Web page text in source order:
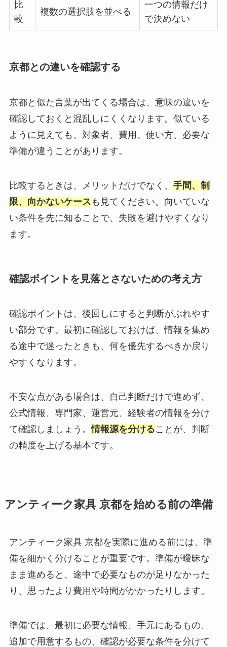
比
較
複数の選択肢を並べる
一つの情報だけ
で決めない
京都との違いを確認する
京都と似た言葉が出てくる場合は、意味の違いを
確認しておくと混乱しにくくなります。似ている
ように見えても、対象者、費用、使い方、必要な
準備が違うことがあります。
比較するときは、メリットだけでなく、 手間、制
限、向かないケース も見てください。向いていな
い条件を先に知ることで、失敗を避けやすくなり
ます。
確認ポイントを見落とさないための考え方
確認ポイントは、後回しにすると判断がぶれやす
い部分です。最初に確認しておけば、情報を集め
る途中で迷ったときも、何を優先するべきか戻り
やすくなります。
不安な点がある場合は、自己判断だけで進めず、
公式情報、専門家、運営元、経験者の情報を分け
て確認しましょう。情報源を分けることが、判断
の精度を上げる基本です。
アンティーク家具 京都を始める前の準備
アンティーク家具 京都を実際に進める前には、準
備を細かく分けることが重要です。準備が曖昧な
まま進めると、途中で必要なものが足りなかった
り、思ったより費用や時間がかかったりします。
準備では、最初に必要な情報、手元にあるもの、
追加で用意するもの、確認が必要な条件を分けて